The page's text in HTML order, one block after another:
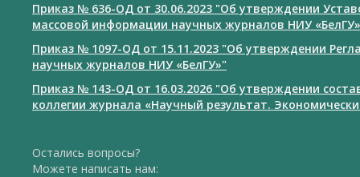
Приказ № 636-ОД от 30.06.2023 "Об утверждении
массовой информации научных журналов НИУ «БелГУ»
Приказ № 1097-ОД от 15.11.2023 "Об утверждении
научных журналов НИУ «БелГУ»"
Приказ № 143-ОД от 16.03.2026 "Об утверждении
коллегии журнала «Научный результат.
Остались вопросы?
Можете написать нам: